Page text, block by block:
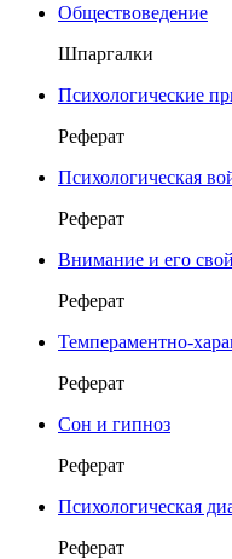
Обществоведение
Шпаргалки
Психологические
Реферат
Психологическая
Реферат
Внимание и его
Реферат
Темпераментно-
Реферат
Сон и гипноз
Реферат
Психологическая
Реферат